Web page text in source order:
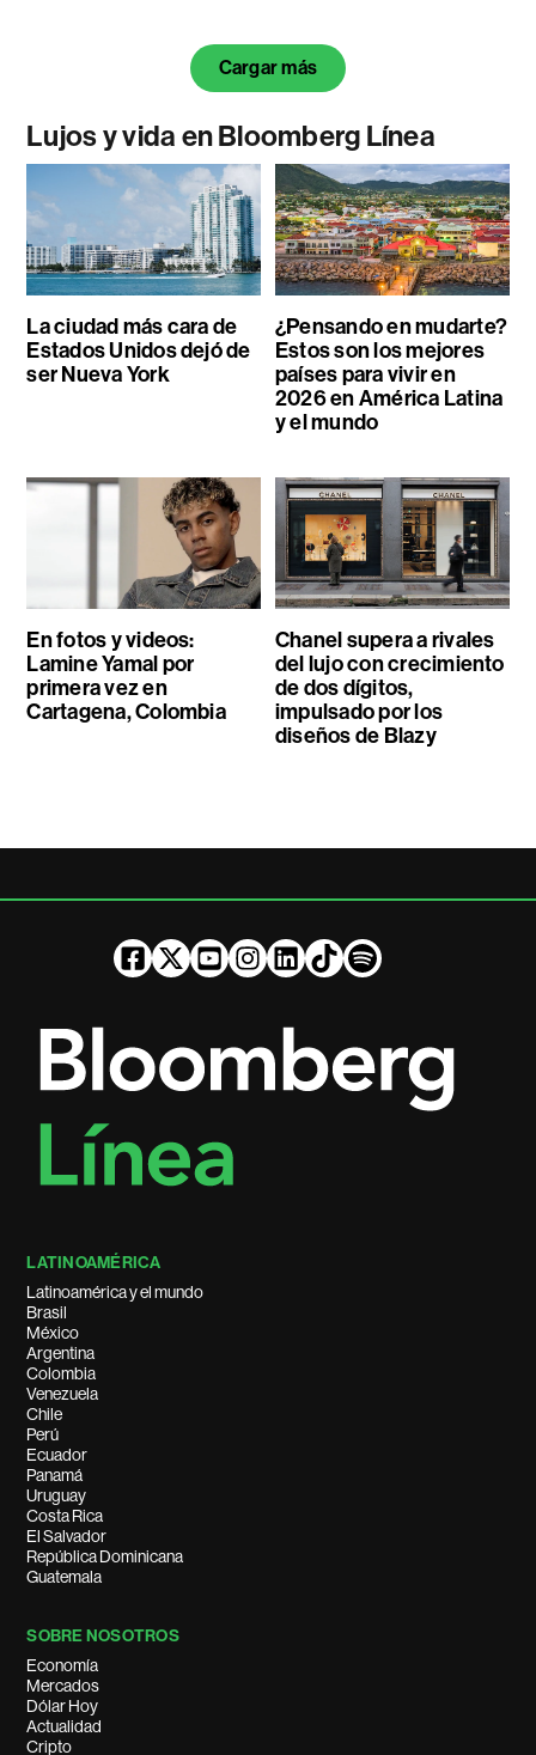
Cargar más
Lujos y vida en Bloomberg Línea
La ciudad más cara de
Estados Unidos dejó de
ser Nueva York
¿Pensando en mudarte?
Estos son los mejores
países para vivir en
2026 en América Latina
y el mundo
En fotos y videos:
Lamine Yamal por
primera vez en
Cartagena, Colombia
Chanel supera a rivales
del lujo con crecimiento
de dos dígitos,
impulsado por los
diseños de Blazy
LATINOAMÉRICA
Latinoamérica y el mundo
Brasil
México
Argentina
Colombia
Venezuela
Chile
Perú
Ecuador
Panamá
Uruguay
Costa Rica
El Salvador
República Dominicana
Guatemala
SOBRE NOSOTROS
Economía
Mercados
Dólar Hoy
Actualidad
Cripto